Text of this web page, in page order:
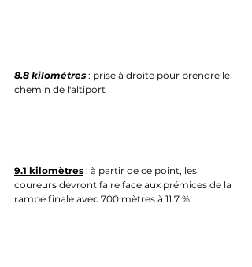
8.8 kilomètres : prise à droite pour prendre le
chemin de l'altiport
9.1 kilomètres : à partir de ce point, les
coureurs devront faire face aux prémices de la
rampe finale avec 700 mètres à 11.7 %